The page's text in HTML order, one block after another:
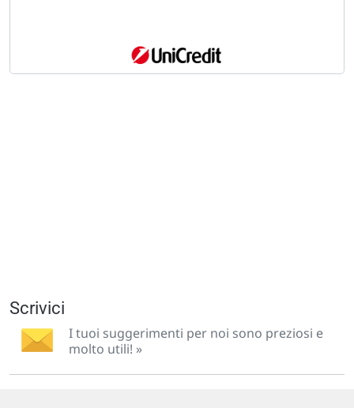
Scrivici
I tuoi suggerimenti per noi sono preziosi e
molto utili! »